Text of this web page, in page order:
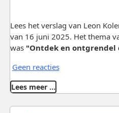
Lees het verslag van Leon
van 16 juni 2025. Het thema
was "Ontdek en ontgrendel
Geen reacties
Lees meer …